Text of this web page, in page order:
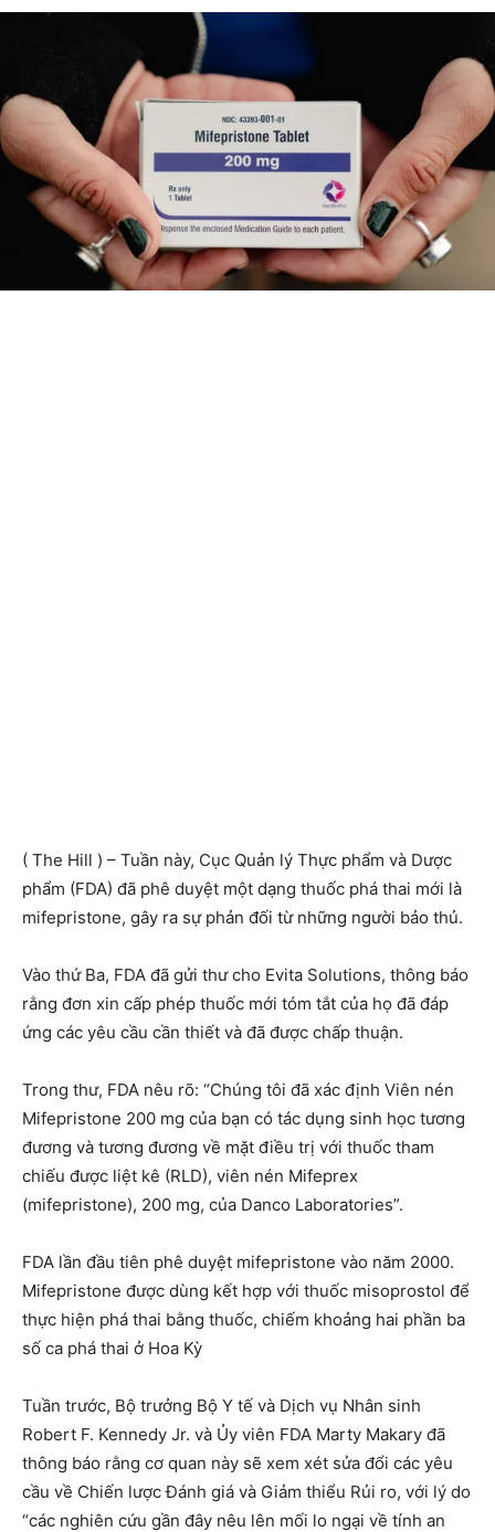
( The Hill ) – Tuần này, Cục Quản lý Thực phẩm và Dược
phẩm (FDA) đã phê duyệt một dạng thuốc phá thai mới là
mifepristone, gây ra sự phản đối từ những người bảo thủ.
Vào thứ Ba, FDA đã gửi thư cho Evita Solutions, thông báo
rằng đơn xin cấp phép thuốc mới tóm tắt của họ đã đáp
ứng các yêu cầu cần thiết và đã được chấp thuận.
Trong thư, FDA nêu rõ: “Chúng tôi đã xác định Viên nén
Mifepristone 200 mg của bạn có tác dụng sinh học tương
đương và tương đương về mặt điều trị với thuốc tham
chiếu được liệt kê (RLD), viên nén Mifeprex
(mifepristone), 200 mg, của Danco Laboratories”.
FDA lần đầu tiên phê duyệt mifepristone vào năm 2000.
Mifepristone được dùng kết hợp với thuốc misoprostol để
thực hiện phá thai bằng thuốc, chiếm khoảng hai phần ba
số ca phá thai ở Hoa Kỳ
Tuần trước, Bộ trưởng Bộ Y tế và Dịch vụ Nhân sinh
Robert F. Kennedy Jr. và Ủy viên FDA Marty Makary đã
thông báo rằng cơ quan này sẽ xem xét sửa đổi các yêu
cầu về Chiến lược Đánh giá và Giảm thiểu Rủi ro, với lý do
“các nghiên cứu gần đây nêu lên mối lo ngại về tính an